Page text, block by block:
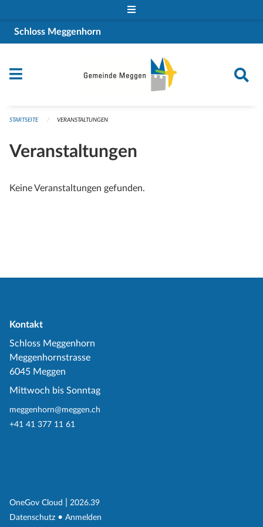
Schloss Meggenhorn
STARTSEITE VERANSTALTUNGEN
Veranstaltungen
Keine Veranstaltungen gefunden.
Kontakt
Schloss Meggenhorn
Meggenhornstrasse
6045 Meggen
Mittwoch bis Sonntag
meggenhorn@meggen.ch
+41 41 377 11 61
OneGov Cloud (External Link)
2026.39
Datenschutz (External Link)
Anmelden